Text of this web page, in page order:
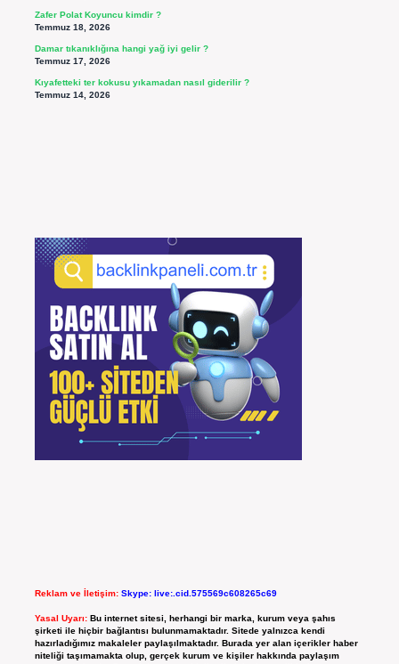
Zafer Polat Koyuncu kimdir ?
Temmuz 18, 2026
Damar tıkanıklığına hangi yağ iyi gelir ?
Temmuz 17, 2026
Kıyafetteki ter kokusu yıkamadan nasıl giderilir ?
Temmuz 14, 2026
Reklam ve İletişim: Skype: live:.cid.575569c608265c69
Yasal Uyarı: Bu internet sitesi, herhangi bir marka, kurum veya şahıs
şirketi ile hiçbir bağlantısı bulunmamaktadır. Sitede yalnızca kendi
hazırladığımız makaleler paylaşılmaktadır. Burada yer alan içerikler haber
niteliği taşımamakta olup, gerçek kurum ve kişiler hakkında paylaşım